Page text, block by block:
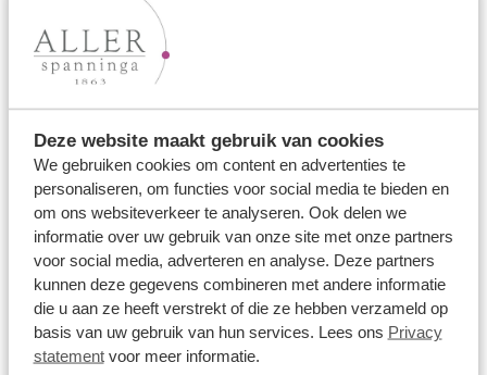
Deze website maakt gebruik van cookies
We gebruiken cookies om content en advertenties te
personaliseren, om functies voor social media te bieden en
om ons websiteverkeer te analyseren. Ook delen we
informatie over uw gebruik van onze site met onze partners
voor social media, adverteren en analyse. Deze partners
kunnen deze gegevens combineren met andere informatie
die u aan ze heeft verstrekt of die ze hebben verzameld op
basis van uw gebruik van hun services. Lees ons Privacy
statementvoor meer informatie.
Ons aanbod
Trouwringen
Verlovingsringen
Vriendschapsringen
Over ons
Aller Spanninga
Historie
Certificaten
Blogs